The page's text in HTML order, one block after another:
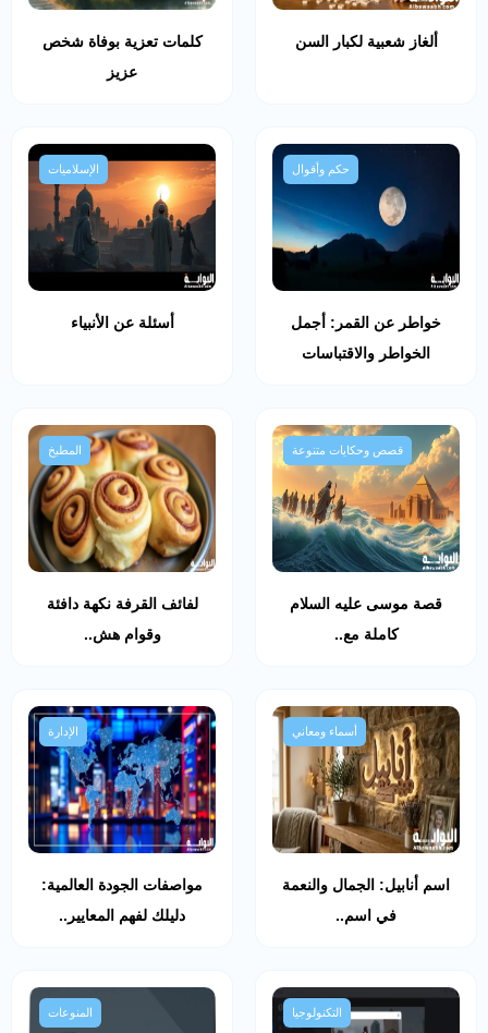
ألغاز شعبية لكبار السن
كلمات تعزية بوفاة شخص
عزيز
حكم وأقوال
خواطر عن القمر: أجمل
الخواطر والاقتباسات
الإسلاميات
أسئلة عن الأنبياء
قصص وحكايات متنوعة
قصة موسى عليه السلام
كاملة مع..
المطبخ
لفائف القرفة نكهة دافئة
وقوام هش..
أسماء ومعاني
اسم أنابيل: الجمال والنعمة
في اسم..
الإدارة
مواصفات الجودة العالمية:
دليلك لفهم المعايير..
التكنولوجيا المنوعات